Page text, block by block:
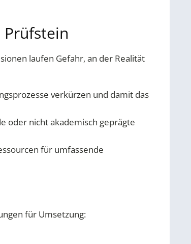
Prüfstein
laufen Gefahr, an der Realität
verkürzen und damit das
oder nicht akademisch geprägte
für umfassende
für Umsetzung: